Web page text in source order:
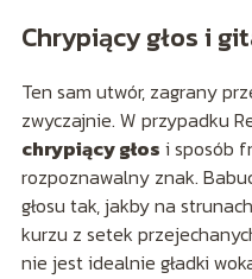
Chrypiący głos i
Ten sam utwór, zagrany
zwyczajnie. W przypadku
chrypiący głos i sposób
rozpoznawalny znak.
głosu tak, jakby na
kurzu z setek
nie jest idealnie gładki